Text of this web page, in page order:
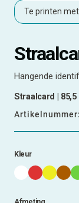
Te printen
Hangende
Straalcard | 85,5
Artikelnummer:
Kleur